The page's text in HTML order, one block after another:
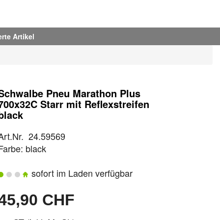
Artikel
Pneu Marathon Plus
Starr mit Reflexstreifen
24.59569
black
sofort im Laden verfügbar
CHF